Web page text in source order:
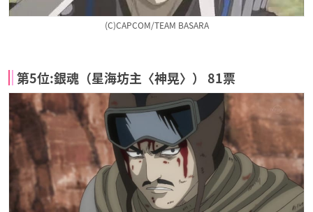
(C)CAPCOM/TEAM BASARA
第5位:銀魂（星海坊主〈神晃〉） 81票